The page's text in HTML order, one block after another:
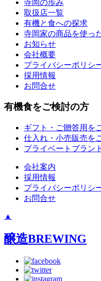
寺岡の歩み
取扱店一覧
有機と食への探求
寺岡家の商品を使っ
お知らせ
会社概要
プライバシーポリシ
採用情報
お問合せ
有機食をご検討の方
ギフト・ご贈答用を
仕入れ・小売販売を
プライベートブラン
会社案内
採用情報
プライバシーポリシ
お問合せ
▲
醸造BREWING